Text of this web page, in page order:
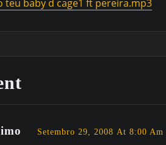
teu baby d cage1 ft pereira.mp3
Setembro 29, 2008 At 8:00 Am